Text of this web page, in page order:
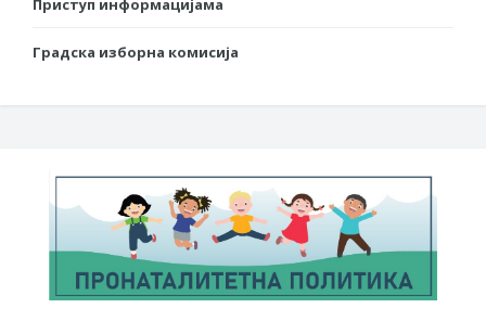
Приступ информацијама
Градска изборна комисија